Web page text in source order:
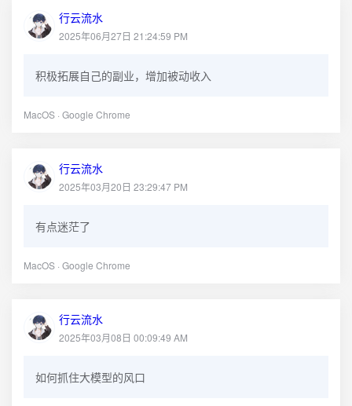
行云流水
2025年06月27日 21:24:59 PM
积极拓展自己的副业，增加被动收入
MacOS · Google Chrome
行云流水
2025年03月20日 23:29:47 PM
有点迷茫了
MacOS · Google Chrome
行云流水
2025年03月08日 00:09:49 AM
如何抓住大模型的风口